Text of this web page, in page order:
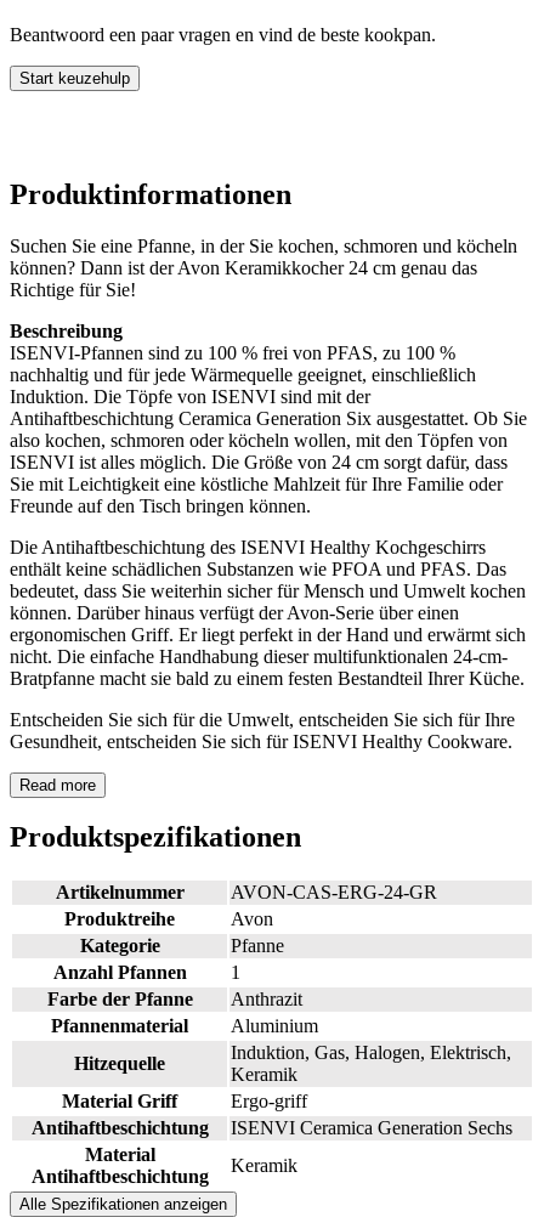
Beantwoord een paar vragen en vind de beste kookpan.
Start keuzehulp
Produktinformationen
Suchen Sie eine Pfanne, in der Sie kochen, schmoren und köcheln
können? Dann ist der Avon Keramikkocher 24 cm genau das
Richtige für Sie!
Beschreibung
ISENVI-Pfannen sind zu 100 % frei von PFAS, zu 100 %
nachhaltig und für jede Wärmequelle geeignet, einschließlich
Induktion. Die Töpfe von ISENVI sind mit der
Antihaftbeschichtung Ceramica Generation Six ausgestattet. Ob Sie
also kochen, schmoren oder köcheln wollen, mit den Töpfen von
ISENVI ist alles möglich. Die Größe von 24 cm sorgt dafür, dass
Sie mit Leichtigkeit eine köstliche Mahlzeit für Ihre Familie oder
Freunde auf den Tisch bringen können.
Die Antihaftbeschichtung des ISENVI Healthy Kochgeschirrs
enthält keine schädlichen Substanzen wie PFOA und PFAS. Das
bedeutet, dass Sie weiterhin sicher für Mensch und Umwelt kochen
können. Darüber hinaus verfügt der Avon-Serie über einen
ergonomischen Griff. Er liegt perfekt in der Hand und erwärmt sich
nicht. Die einfache Handhabung dieser multifunktionalen 24-cm-
Bratpfanne macht sie bald zu einem festen Bestandteil Ihrer Küche.
Entscheiden Sie sich für die Umwelt, entscheiden Sie sich für Ihre
Gesundheit, entscheiden Sie sich für ISENVI Healthy Cookware.
Read more
Produktspezifikationen
Artikelnummer
AVON-CAS-ERG-24-GR
Produktreihe
Avon
Kategorie
Pfanne
Anzahl Pfannen
1
Farbe der Pfanne
Anthrazit
Pfannenmaterial
Aluminium
Hitzequelle
Induktion, Gas, Halogen, Elektrisch,
Keramik
Material Griff
Ergo-griff
Antihaftbeschichtung
ISENVI Ceramica Generation Sechs
Material
Antihaftbeschichtung
Keramik
Alle Spezifikationen anzeigen